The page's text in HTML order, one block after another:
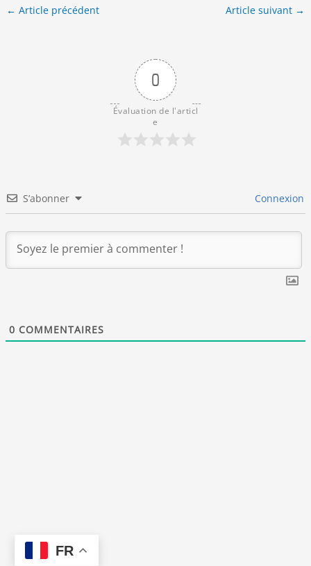
← Article précédent Article suivant →
0
Évaluation de l'articl
e
S’abonner Connexion
0 COMMENTAIRES
FR